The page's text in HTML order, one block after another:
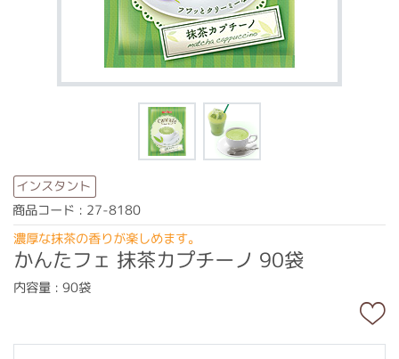
インスタント
商品コード : 27-8180
濃厚な抹茶の香りが楽しめます。
かんたフェ 抹茶カプチーノ 90袋
内容量 : 90袋